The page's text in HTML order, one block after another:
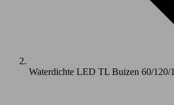
Waterdichte LED TL Buizen 60/120/